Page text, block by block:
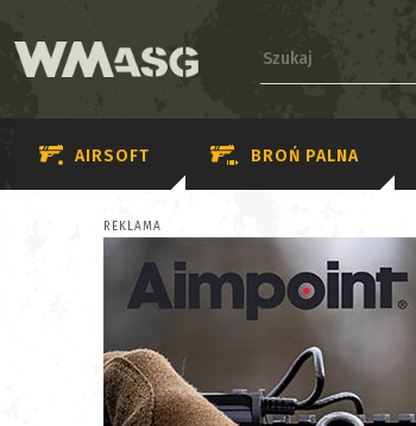
AIRSOFT BROŃ PALNA
REKLAMA